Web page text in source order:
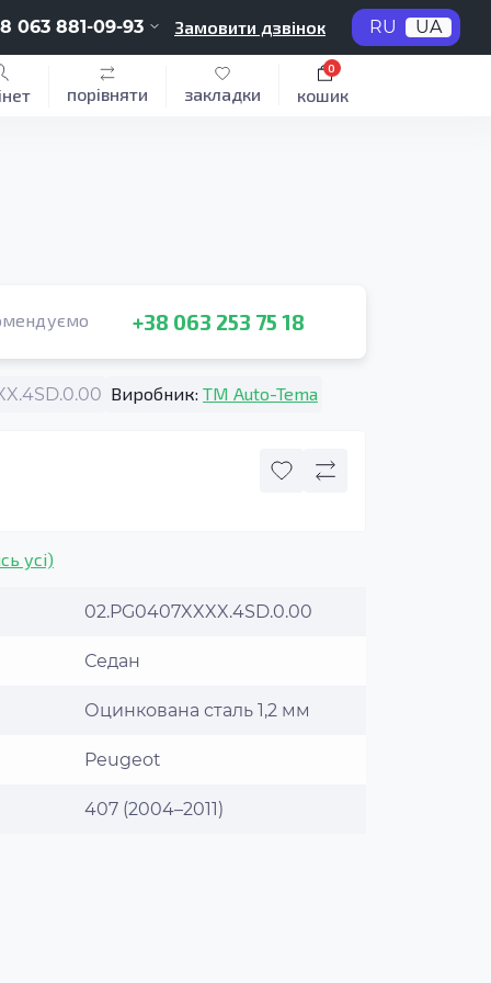
063 881-09-93 Замовити дзвінок RU UA
порівняти закладки кошик
0
+38 063 253 75 18
Виробник: TM Auto-Tema
усі)
02.PG0407XXXX.4SD.0.00
Седан
Оцинкована сталь 1,2 мм
Peugeot
407 (2004–2011)